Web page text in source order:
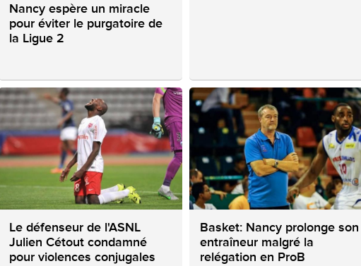
Nancy espère un miracle
pour éviter le purgatoire de
la Ligue 2
Le défenseur de l'ASNL
Julien Cétout condamné
pour violences conjugales
Basket: Nancy prolonge son
entraîneur malgré la
relégation en ProB